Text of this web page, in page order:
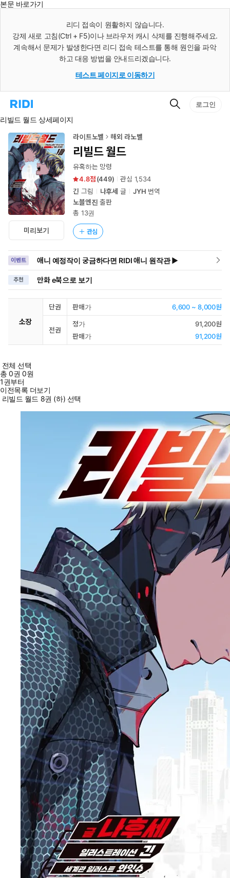
본문 바로가기
리디 접속이 원활하지 않습니다.
강제 새로 고침(Ctrl + F5)이나 브라우저 캐시 삭제를 진행해주세요.
계속해서 문제가 발생한다면 리디 접속 테스트를 통해 원인을 파악
하고 대응 방법을 안내드리겠습니다.
테스트 페이지로 이동하기
리
홈
로
이
동
검
로그인
리빌드 월드 상세페이지
미리보기
라이트노벨 해외 라노벨
리빌드 월드
유혹하는 망령
4.8
(449) 관심 1,534
긴 그림 나후세 글 JYH 번역
노블엔진 출판
총 13권
관심
이벤트 애니 예정작이 궁금하다면 RIDI 애니 원작관 ▶
추천 만화 e북으로 보기
소장
단권 판매가 6,600 ~ 8,000원
전권
정가
91,200원
판매가
91,200원
전체 선택
총0권 0원
1권부터
이전목록 더보기
리빌드 월드 8권 (하) 선택